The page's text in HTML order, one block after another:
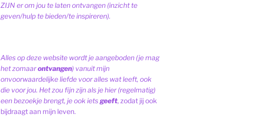
ZIJN er om jou te laten ontvangen (inzicht te
geven/hulp te bieden/te inspireren).
Alles op deze website wordt je aangeboden (je mag
het zomaarontvangen) vanuit mijn
onvoorwaardelijke liefde voor alles wat leeft, ook
die voor jou. Het zou fijn zijn als je hier (regelmatig)
een bezoekje brengt, je ook ietsgeeft, zodat jij ook
bijdraagt aan mijn leven.